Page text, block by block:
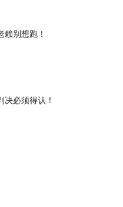
赖别想跑！
决必须得认！